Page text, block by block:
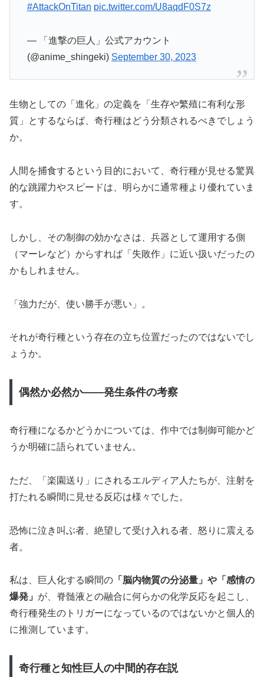
#AttackOnTitan pic.twitter.com/U8aqdF0S7z
— 「進撃の巨人」公式アカウント
(@anime_shingeki) September 30, 2023
生物としての「進化」の定義を「生存や繁殖に有利な形
質」とするならば、奇行種はどう分類されるべきでしょう
か。
人間を捕食するという目的において、奇行種が見せる驚異
的な跳躍力やスピードは、明らかに通常種より優れていま
す。
しかし、その制御の効かなさは、兵器として運用する側
（マーレなど）からすれば「失敗作」に近い扱いだったの
かもしれません。
「強力だが、使い勝手が悪い」。
それが奇行種という存在の立ち位置だったのではないでし
ょうか。
偶然か必然か――発生条件の考察
奇行種になるかどうかについては、作中では制御可能かど
うか明確に語られていません。
ただ、「楽園送り」にされるエルディア人たちが、注射を
打たれる瞬間に見せる反応は様々でした。
恐怖に泣き叫ぶ者、絶望して受け入れる者、怒りに震える
者。
私は、巨人化する瞬間の 「脳内物質の分泌量」や「感情の
爆発」 が、脊髄液との融合に何らかの化学反応を起こし、
奇行種発生のトリガーになっているのではないかと個人的
に推測しています。
奇行種と知性巨人の中間的存在説